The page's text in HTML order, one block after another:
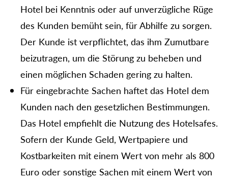
Hotel bei Kenntnis oder auf unverzügliche Rüge
des Kunden bemüht sein, für Abhilfe zu sorgen.
Der Kunde ist verpflichtet, das ihm Zumutbare
beizutragen, um die Störung zu beheben und
einen möglichen Schaden gering zu halten.
Für eingebrachte Sachen haftet das Hotel dem
Kunden nach den gesetzlichen Bestimmungen.
Das Hotel empfiehlt die Nutzung des Hotelsafes.
Sofern der Kunde Geld, Wertpapiere und
Kostbarkeiten mit einem Wert von mehr als 800
Euro oder sonstige Sachen mit einem Wert von